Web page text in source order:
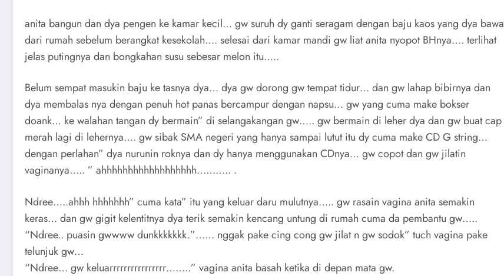
anita bangun dan dya pengen ke kamar kecil… gw suruh dy ganti seragam dengan baju kaos yang dya bawa
dari rumah sebelum berangkat kesekolah…. selesai dari kamar mandi gw liat anita nyopot BHnya…. terlihat
jelas putingnya dan bongkahan susu sebesar melon itu…..
Belum sempat masukin baju ke tasnya dya… dya gw dorong gw tempat tidur… dan gw lahap bibirnya dan
dya membalas nya dengan penuh hot panas bercampur dengan napsu… gw yang cuma make bokser
doank… ke walahan tangan dy bermain” di selangakangan gw….. gw bermain di leher dya dan gw buat cap
merah lagi di lehernya…. gw sibak SMA negeri yang hanya sampai lutut itu dy cuma make CD G string…
dengan perlahan” dya nurunin roknya dan dy hanya menggunakan CDnya… gw copot dan gw jilatin
vaginanya….. ” ahhhhhhhhhhhhhhhhhh……….. .
Ndree…..ahhh hhhhhhh” cuma kata” itu yang keluar daru mulutnya….. gw rasain vagina anita semakin
keras… dan gw gigit kelentitnya dya terik semakin kencang untung di rumah cuma da pembantu gw…..
“Ndree.. puasin gwwww dunkkkkkkk.”…… nggak pake cing cong gw jilat n gw sodok” tuch vagina pake
telunjuk gw…
“Ndree… gw keluarrrrrrrrrrrrrrrr……..” vagina anita basah ketika di depan mata gw.